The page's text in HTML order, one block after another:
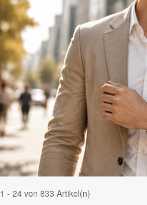
1 - 24 von 833 Artikel(n)